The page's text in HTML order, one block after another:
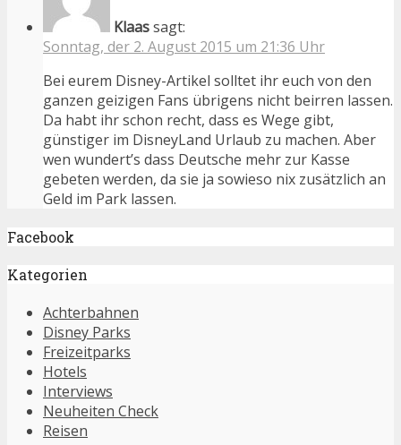
Klaassagt:
Sonntag, der 2. August 2015 um 21:36 Uhr
Bei eurem Disney-Artikel solltet ihr euch von den
ganzen geizigen Fans übrigens nicht beirren lassen.
Da habt ihr schon recht, dass es Wege gibt,
günstiger im DisneyLand Urlaub zu machen. Aber
wen wundert’s dass Deutsche mehr zur Kasse
gebeten werden, da sie ja sowieso nix zusätzlich an
Geld im Park lassen.
Facebook
Kategorien
Achterbahnen
Disney Parks
Freizeitparks
Hotels
Interviews
Neuheiten Check
Reisen